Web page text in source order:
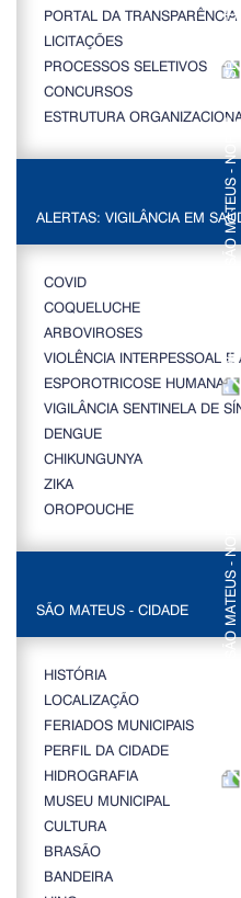
PORTAL DA TRANSPARÊNCIA
LICITAÇÕES
PROCESSOS SELETIVOS
CONCURSOS
ESTRUTURA
ALERTAS: VIGILÂNCIA EM
COVID
COQUELUCHE
ARBOVIROSES
VIOLÊNCIA INTERPESSOAL
ESPOROTRICOSE HUMANA
VIGILÂNCIA SENTINELA DE
DENGUE
CHIKUNGUNYA
ZIKA
OROPOUCHE
SÃO MATEUS - CIDADE
HISTÓRIA
LOCALIZAÇÃO
FERIADOS MUNICIPAIS
PERFIL DA CIDADE
HIDROGRAFIA
MUSEU MUNICIPAL
CULTURA
BRASÃO
BANDEIRA